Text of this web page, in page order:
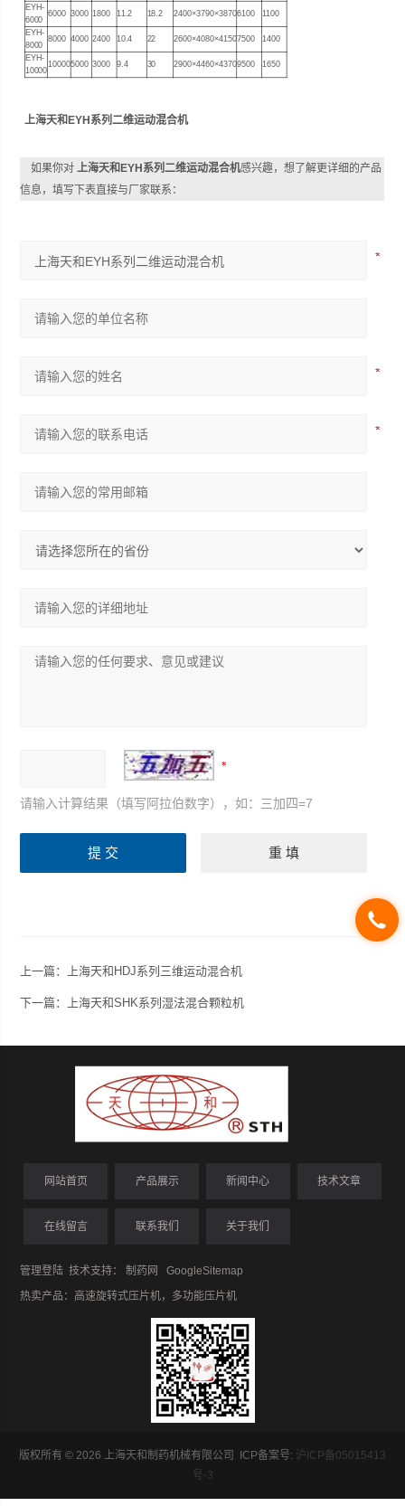
EYH-
6000
6000 3000 1800 11.2 18.2 2400×3790×38706100 1100
EYH-
8000
8000 4000 2400 10.4 22 2600×4080×41507500 1400
EYH-
10000
100005000 3000 9.4 30 2900×4460×43709500 1650
上海天和EYH系列二维运动混合机
如果你对上海天和EYH系列二维运动混合机感兴趣，想了解更详细的产品
信息，填写下表直接与厂家联系：
请输入计算结果（填写阿拉伯数字），如：三加四=7
上一篇： 上海天和HDJ系列三维运动混合机
下一篇： 上海天和SHK系列湿法混合颗粒机
网站首页 产品展示 新闻中心 技术文章
在线留言 联系我们 关于我们
管理登陆 技术支持：制药网
GoogleSitemap
热卖产品：高速旋转式压片机， 多功能压片机
版权所有 © 2026 上海天和制药机械有限公司 ICP备案号: 沪ICP备05015413
号-3